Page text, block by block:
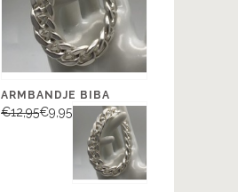
ARMBANDJE BIBA
€12,95€9,95